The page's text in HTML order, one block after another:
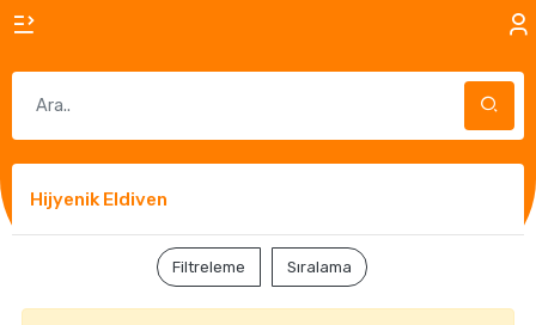
Hijyenik Eldiven
Filtreleme Sıralama